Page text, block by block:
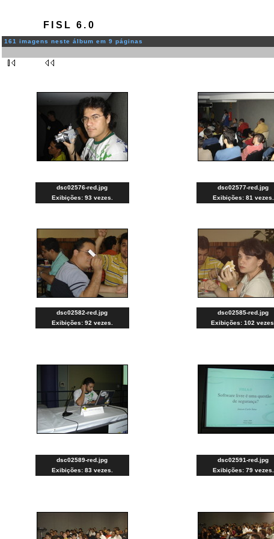
FISL 6.0
161 imagens neste álbum em 9 páginas
dsc02576-red.jpg
Exibições: 93 vezes.
dsc02577-red.jpg
Exibições: 81 vezes.
dsc02582-red.jpg
Exibições: 92 vezes.
dsc02585-red.jpg
Exibições: 102 vezes.
dsc02589-red.jpg
Exibições: 83 vezes.
dsc02591-red.jpg
Exibições: 79 vezes.